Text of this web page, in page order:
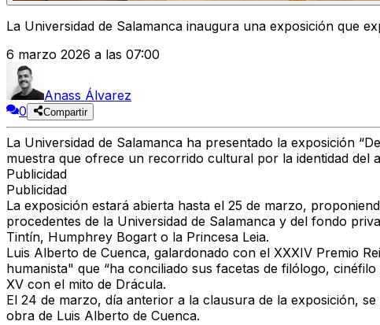
La Universidad de Salamanca inaugura una exposición que
6 marzo 2026 a las 07:00
Anass Álvarez
0
Compartir
La Universidad de Salamanca ha presentado la exposición
muestra que ofrece un recorrido cultural por la identidad
Publicidad
Publicidad
La exposición estará abierta hasta el 25 de marzo,
procedentes de la Universidad de Salamanca y del fondo
Tintín, Humphrey Bogart o la Princesa Leia.
Luis Alberto de Cuenca, galardonado con el XXXIV Premio
humanista" que “ha conciliado sus facetas de filólogo,
XV con el mito de Drácula.
El 24 de marzo, día anterior a la clausura de la exposición,
obra de Luis Alberto de Cuenca.